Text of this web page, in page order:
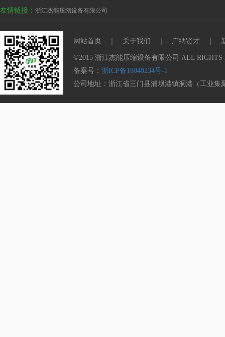
友情链接： 浙江杰能压缩设备有限公司
网站首页 关于我们 广纳贤才
©2015 浙江杰能压缩设备有限公司 ALL RIGHTS
备案号： 浙ICP备18040234号-1
公司地址：浙江省三门县浦坝港镇洞港（工业集